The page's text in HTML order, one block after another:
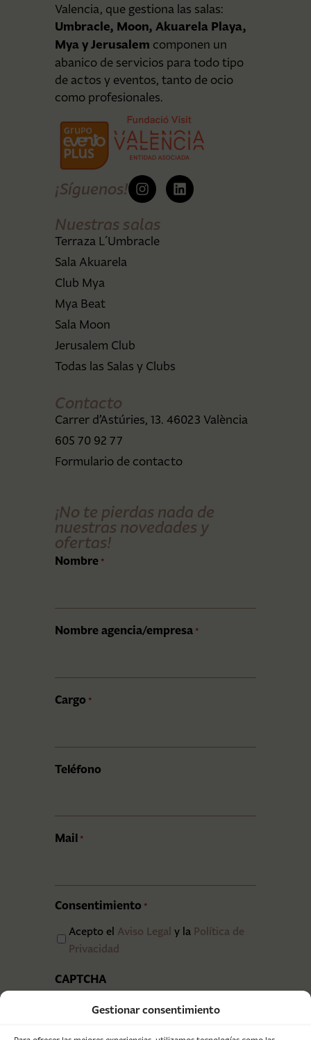
Gestionar consentimiento
Valencia, que gestiona las salas:
Umbracle, Moon, Akuarela Playa,
Mya y Jerusalem componen un
abanico de servicios para todo tipo
de actos y eventos, tanto de ocio
como profesionales.
¡Síguenos!
Nuestras salas
Terraza L´Umbracle
Sala Akuarela
Club Mya
Mya Beat
Sala Moon
Jerusalem Club
Todas las Salas y Clubs
Contacto
Carrer d’Astúries, 13. 46023 València
605 70 92 77
Formulario de contacto
¡No te pierdas nada de
nuestras novedades y
ofertas!
Nombre *
Nombre agencia/empresa *
Cargo *
Teléfono
Mail *
Consentimiento *
Acepto el Aviso Legal y la Política de
Privacidad
CAPTCHA